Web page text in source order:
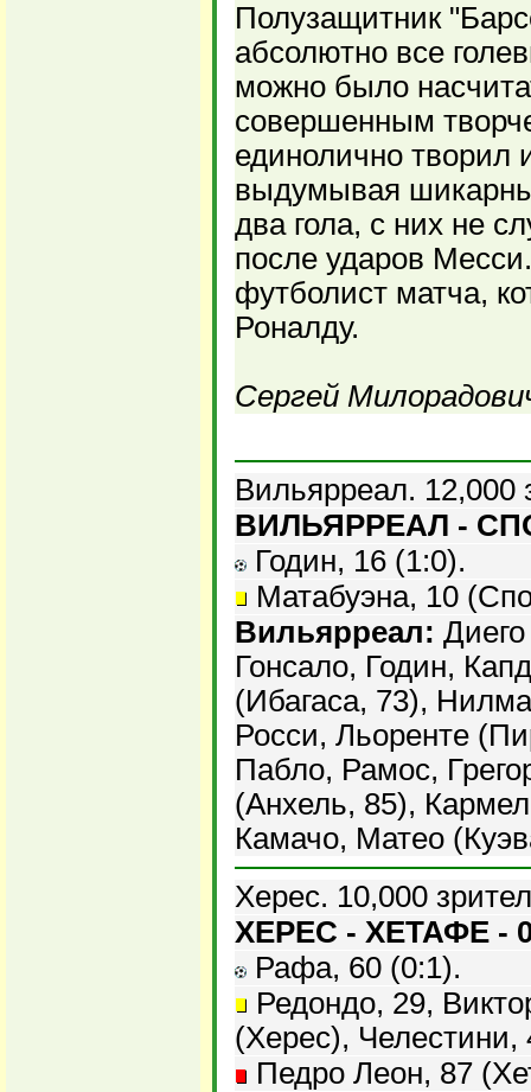
Полузащитник
абсолютно все
можно было
совершенным
единолично творил
выдумывая
два гола, с них не
после ударов
футболист матча,
Роналду.
Сергей
Вильярреал. 12,000
ВИЛЬЯРРЕАЛ -
Годин, 16 (1:0).
Матабуэна, 10
Вильярреал:
Гонсало, Годин,
(Ибагаса, 73),
Росси, Льоренте
Пабло, Рамос,
(Анхель, 85),
Камачо, Матео
Херес. 10,000
ХЕРЕС - ХЕТАФЕ -
Рафа, 60 (0:1).
Редондо, 29,
(Херес),
Педро Леон, 87